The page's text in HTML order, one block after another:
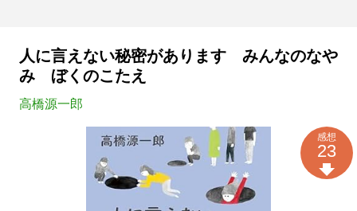
人に言えない秘密があります みんなのなや
み ぼくのこたえ
高橋源一郎
感想
23